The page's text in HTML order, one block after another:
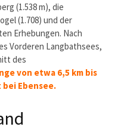
(1.538 m), die
(1.708) und der
Erhebungen. Nach
Vorderen Langbathsees,
des
von etwa 6,5 km bis
Ebensee.